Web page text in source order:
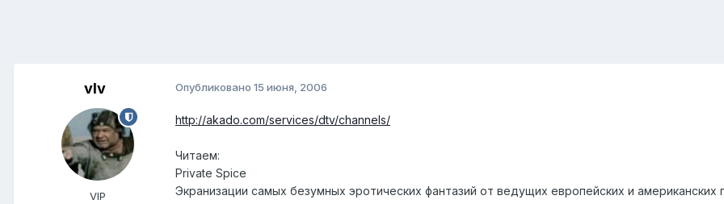
vIv
VIP
Опубликовано 15 июня, 2006
http://akado.com/services/dtv/channels/
Читаем:
Private Spice
Экранизации самых безумных эротических фантазий от ведущих европейских и